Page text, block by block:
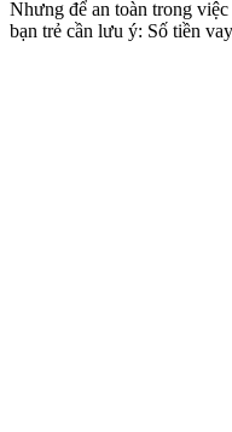
Nhưng để an toàn trong
bạn trẻ cần lưu ý: Số tiền